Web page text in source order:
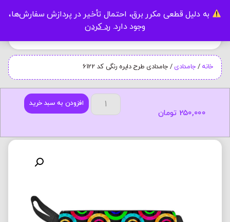
به دلیل قطعی مکرر برق، احتمال تأخیر در پردازش سفارش‌ها،
وجود دارد. رد کردن
خانه / جامدادی / جامدادی طرح دایره رنگی کد 6122
افزودن به سبد خرید
250,000 تومان